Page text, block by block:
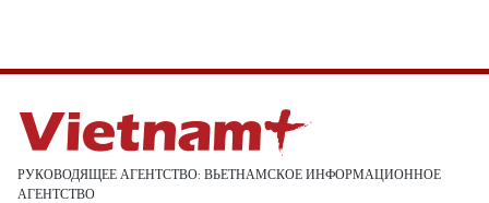
РУКОВОДЯЩЕЕ АГЕНТСТВО: ВЬЕТНАМСКОЕ ИНФОРМАЦИОННОЕ
АГЕНТСТВО